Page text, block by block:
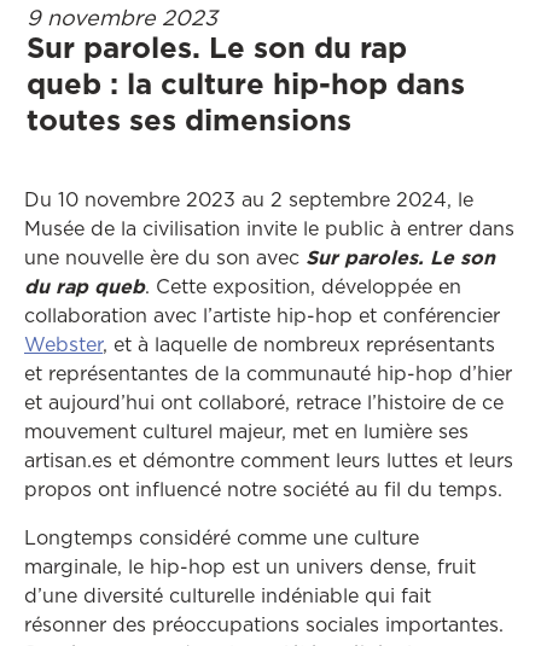
9 novembre 2023
Sur paroles. Le son du rap
queb : la culture hip-hop dans
toutes ses dimensions
Du 10 novembre 2023 au 2 septembre 2024, le
Musée de la civilisation invite le public à entrer dans
une nouvelle ère du son avec Sur paroles. Le son
du rap queb. Cette exposition, développée en
collaboration avec l’artiste hip-hop et conférencier
Webster, et à laquelle de nombreux représentants
et représentantes de la communauté hip-hop d’hier
et aujourd’hui ont collaboré, retrace l’histoire de ce
mouvement culturel majeur, met en lumière ses
artisan.es et démontre comment leurs luttes et leurs
propos ont influencé notre société au fil du temps.
Longtemps considéré comme une culture
marginale, le hip-hop est un univers dense, fruit
d’une diversité culturelle indéniable qui fait
résonner des préoccupations sociales importantes.